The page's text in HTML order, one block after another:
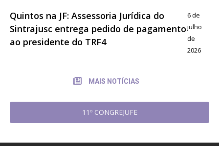
Quintos na JF: Assessoria Jurídica do
Sintrajusc entrega pedido de pagamento
ao presidente do TRF4
6 de
julho
de
2026
MAIS NOTÍCIAS
11º CONGREJUFE